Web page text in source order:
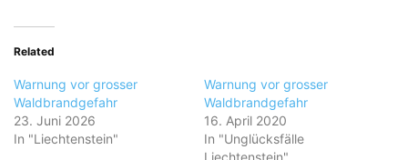
Related
Warnung vor grosser
Waldbrandgefahr
23. Juni 2026
In "Liechtenstein"
Warnung vor grosser
Waldbrandgefahr
16. April 2020
In "Unglücksfälle
Liechtenstein"